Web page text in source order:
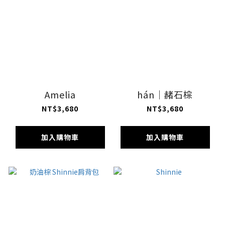
Amelia
NT$3,680
加入購物車
hán｜赭石棕
NT$3,680
加入購物車